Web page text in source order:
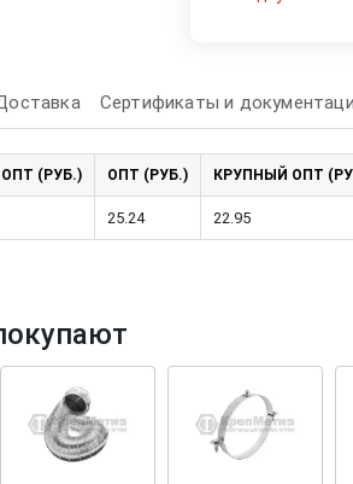
крепеж
Сертификаты и
(РУБ.) ОПТ (РУБ.) КРУПНЫЙ ОПТ
25.24 22.95